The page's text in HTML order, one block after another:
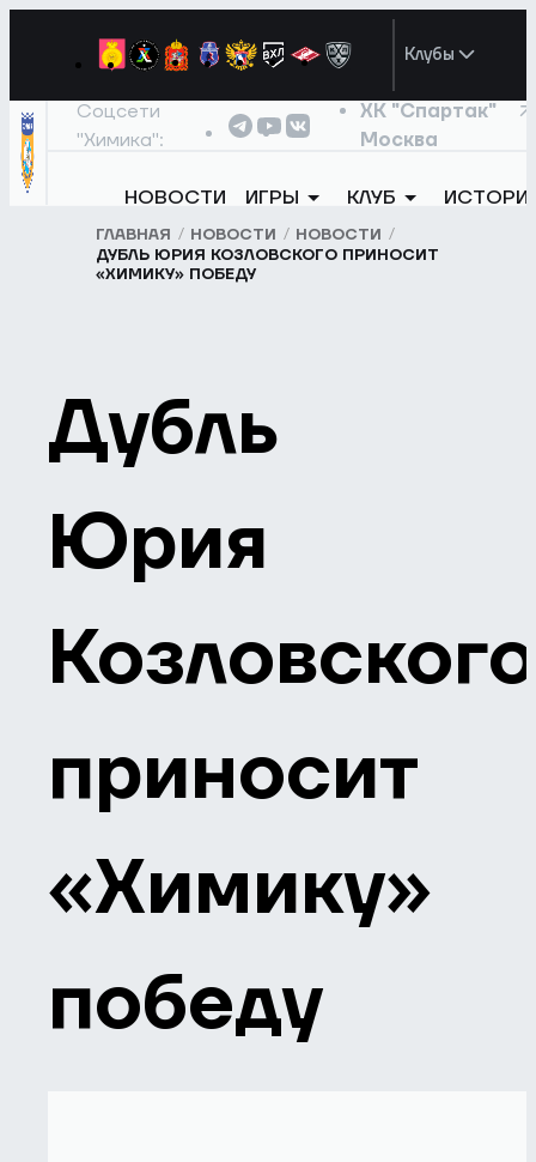
Клубы
Соцсети
"Химика":
ХК "Спартак"
Москва
НОВОСТИ ИГРЫ КЛУБ
ГЛАВНАЯ НОВОСТИ
НОВОСТИ
ДУБЛЬ ЮРИЯ КОЗЛОВСКОГО ПРИНОСИТ
«ХИМИКУ» ПОБЕДУ
Дубль
Юрия
Козловского
приносит
«Химику»
победу